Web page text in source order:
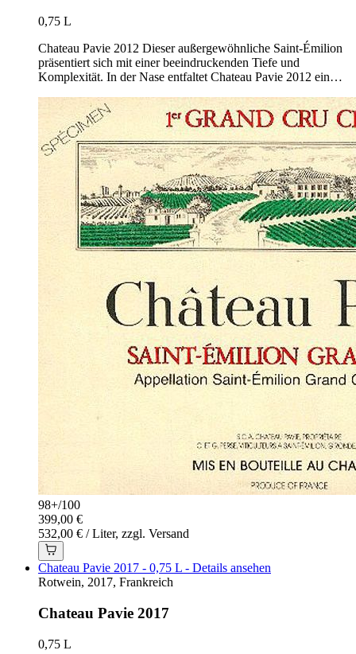
0,75 L
Chateau Pavie 2012 Dieser außergewöhnliche Saint-Émilion
präsentiert sich mit einer beeindruckenden Tiefe und
Komplexität. In der Nase entfaltet Chateau Pavie 2012 ein…
98+/100
399,00 €
532,00 € / Liter, zzgl. Versand
Chateau Pavie 2017 - 0,75 L - Details ansehen
Rotwein, 2017, Frankreich
Chateau Pavie 2017
0,75 L